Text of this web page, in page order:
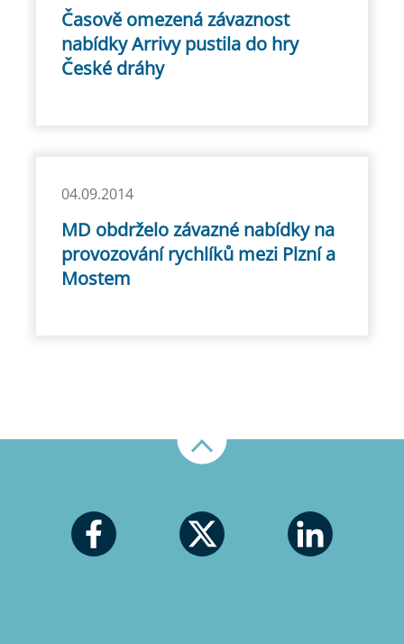
Časově omezená závaznost
nabídky Arrivy pustila do hry
České dráhy
04.09.2014
MD obdrželo závazné nabídky na
provozování rychlíků mezi Plzní a
Mostem